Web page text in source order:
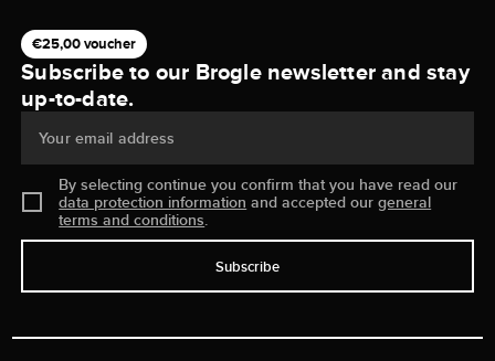
€25,00 voucher
Subscribe to our Brogle newsletter and stay
up-to-date.
Your email address
By selecting continue you confirm that you have read our
data protection information and accepted ourgeneral
terms and conditions.
Subscribe